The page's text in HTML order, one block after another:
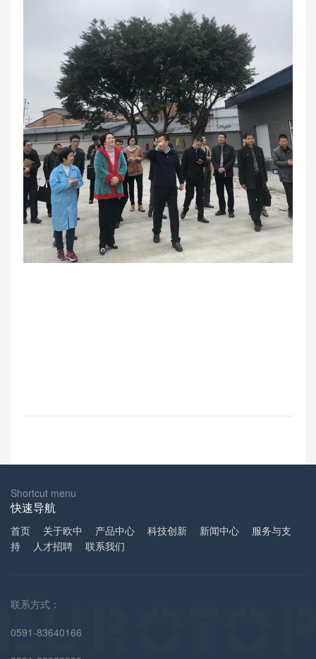
Shortcut menu
快速导航
首页 关于欧中 产品中心 科技创新 新闻中心
服务与支
持
人才招聘 联系我们
联系方式：
0591-83640166